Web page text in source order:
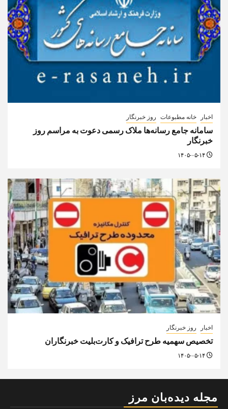
اخبار خانه مطبوعات روز خبرنگار
سامانه جامع رسانه‌ها ملاک رسمی دعوت به مراسم روز
خبرنگار
اخبار روز خبرنگار
تخصیص سهمیه طرح ترافیک و کارت‌بلیت خبرنگاران
مجله دیده‌بان مرز